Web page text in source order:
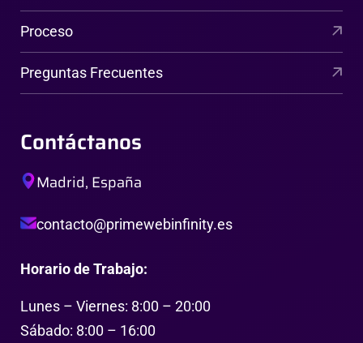
Proceso
Preguntas Frecuentes
Contáctanos
Madrid, España
contacto@primewebinfinity.es
Horario de Trabajo:
Lunes – Viernes: 8:00 – 20:00
Sábado: 8:00 – 16:00